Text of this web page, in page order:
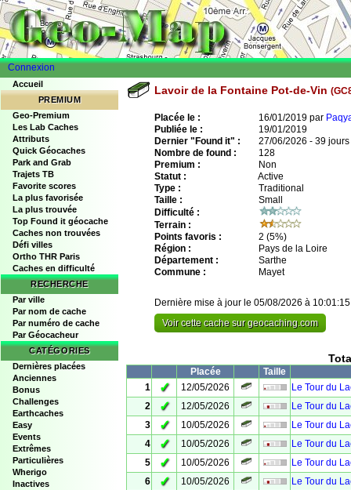
Connexion
Accueil
PREMIUM
Geo-Premium
Les Lab Caches
Attributs
Quick Géocaches
Park and Grab
Trajets TB
Favorite scores
La plus favorisée
La plus trouvée
Top Found it géocache
Caches non trouvées
Défi villes
Ortho THR Paris
Caches en difficulté
RECHERCHE
Par ville
Par nom de cache
Par numéro de cache
Par Géocacheur
CATÉGORIES
Dernières placées
Anciennes
Bonus
Challenges
Earthcaches
Easy
Events
Extrêmes
Particulières
Wherigo
Inactives
Lavoir de la Fontaine Pot-de-Vin
Placée le : 16/01/2019 par
Publiée le :
19/01/2019
Dernier "Found it" :
27/06/2026 - 39 jours
Nombre de found :
128
Premium :
Non
Statut :
Active
Type :
Traditional
Taille :
Small
Difficulté :
Terrain :
Points favoris :
2 (5%)
Région :
Pays de la Loire
Département :
Sarthe
Commune :
Mayet
Dernière mise à jour le 05/08/2026 à 10:01:15
Voir cette cache sur geocaching.com
Placée
Taille
1
✓ 12/05/2026
Le Tour du
2
✓ 12/05/2026
Le Tour du
3
✓ 10/05/2026
Le Tour du
4
✓ 10/05/2026
Le Tour du
5
✓ 10/05/2026
Le Tour du
6
✓ 10/05/2026
Le Tour du